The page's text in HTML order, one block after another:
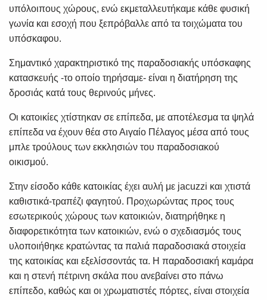
υπόλοιπους χώρους, ενώ εκμεταλλευτήκαμε κάθε φυσική
γωνία και εσοχή που ξεπρόβαλλε από τα τοιχώματα του
υπόσκαφου.
Σημαντικό χαρακτηριστικό της παραδοσιακής υπόσκαφης
κατασκευής -το οποίο τηρήσαμε- είναι η διατήρηση της
δροσιάς κατά τους θερινούς μήνες.
Οι κατοικίες χτίστηκαν σε επίπεδα, με αποτέλεσμα τα ψηλά
επίπεδα να έχουν θέα στο Αιγαίο Πέλαγος μέσα από τους
μπλε τρούλους των εκκλησιών του παραδοσιακού
οικισμού.
Στην είσοδο κάθε κατοικίας έχει αυλή με jacuzzi και χτιστά
καθιστικά-τραπέζι φαγητού. Προχωρώντας προς τους
εσωτερικούς χώρους των κατοικιών, διατηρήθηκε η
διαφορετικότητα των κατοικιών, ενώ ο σχεδιασμός τους
υλοποιήθηκε κρατώντας τα παλιά παραδοσιακά στοιχεία
της κατοικίας και εξελίσσοντάς τα. Η παραδοσιακή καμάρα
και η στενή πέτρινη σκάλα που ανεβαίνει στο πάνω
επίπεδο, καθώς και οι χρωματιστές πόρτες, είναι στοιχεία